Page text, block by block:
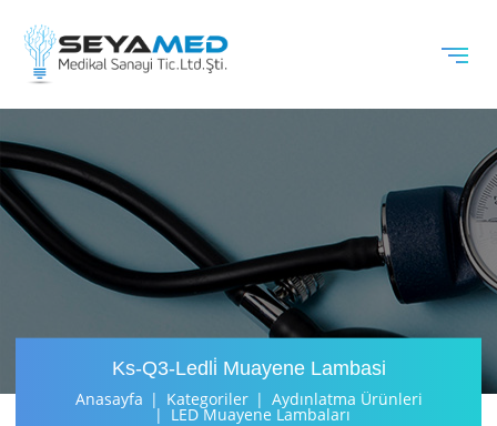
Ks-Q3-Ledli̇ Muayene Lambasi
Anasayfa Kategoriler Aydınlatma Ürünleri
LED Muayene Lambaları